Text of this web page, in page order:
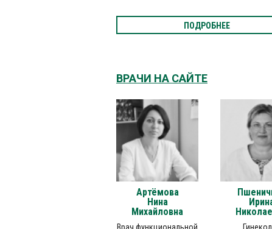
ПОДРОБНЕЕ
ВРАЧИ НА САЙТЕ
Артёмова
Нина
Михайловна